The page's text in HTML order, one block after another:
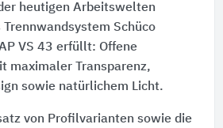
heutigen Arbeitswelten
Schüco
VS 43 erfüllt: Offene
maximaler Transparenz,
sowie natürlichem Licht.
von Profilvarianten sowie die